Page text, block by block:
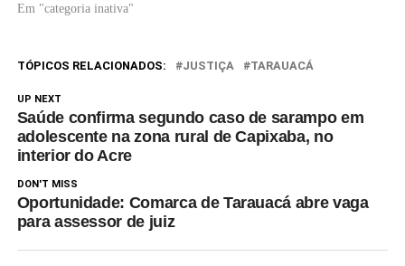
Em "categoria inativa"
TÓPICOS RELACIONADOS: JUSTIÇA TARAUACÁ
UP NEXT
Saúde confirma segundo caso de sarampo em
adolescente na zona rural de Capixaba, no
interior do Acre
DON'T MISS
Oportunidade: Comarca de Tarauacá abre vaga
para assessor de juiz